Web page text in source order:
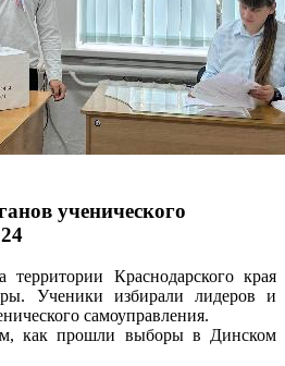
ученического
Краснодарского края
Ученики избирали лидеров и
самоуправления.
как прошли выборы в Динском